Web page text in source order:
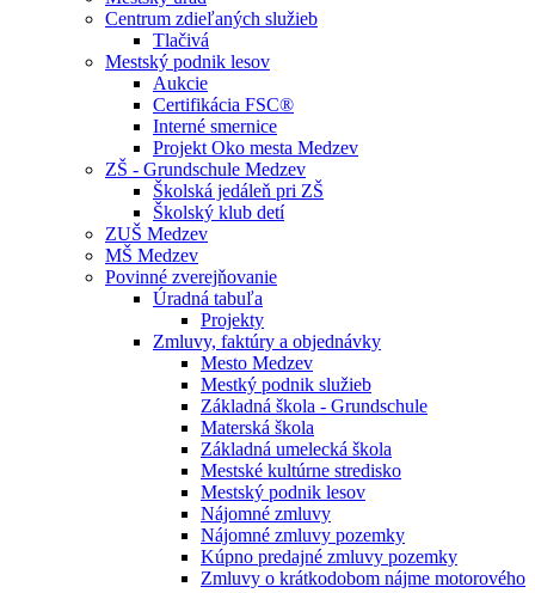
Centrum zdieľaných služieb
Tlačivá
Mestský podnik lesov
Aukcie
Certifikácia FSC®
Interné smernice
Projekt Oko mesta Medzev
ZŠ - Grundschule Medzev
Školská jedáleň pri ZŠ
Školský klub detí
ZUŠ Medzev
MŠ Medzev
Povinné zverejňovanie
Úradná tabuľa
Projekty
Zmluvy, faktúry a objednávky
Mesto Medzev
Mestký podnik služieb
Základná škola - Grundschule
Materská škola
Základná umelecká škola
Mestské kultúrne stredisko
Mestský podnik lesov
Nájomné zmluvy
Nájomné zmluvy pozemky
Kúpno predajné zmluvy pozemky
Zmluvy o krátkodobom nájme motorového